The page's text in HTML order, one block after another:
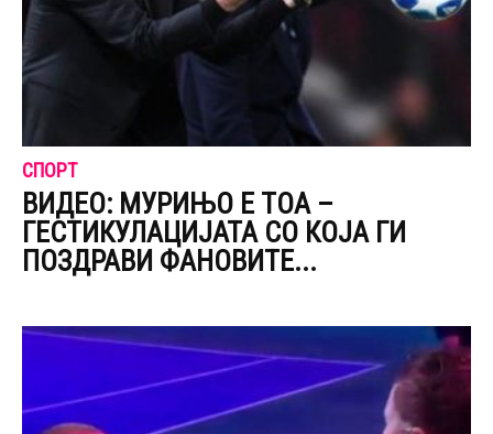
СПОРТ
ВИДЕО: МУРИЊО Е ТОА –
ГЕСТИКУЛАЦИЈАТА СО КОЈА ГИ
ПОЗДРАВИ ФАНОВИТЕ...